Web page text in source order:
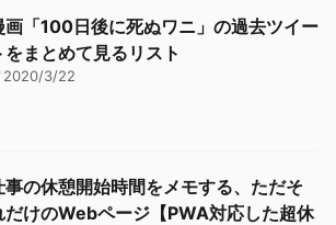
画「100日後に死ぬワニ」の過去ツイー
をまとめて見るリスト
2020/3/22
事の休憩開始時間をメモする、ただそ
だけのWebページ【PWA対応した超休